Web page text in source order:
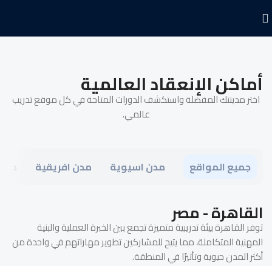
أماكن الإنعقاد العالمية
اختر مدينتك المفضلة واستكشف الدورات المتاحة في كل موقع تدريب
عالمي.
جميع المواقع مدن اسيوية مدن افريقية
القاهرة - مصر
توفر القاهرة بيئة تدريبية متميزة تجمع بين الخبرة العملية والبنية
المهنية المتكاملة، مما يتيح للمشاركين تطوير مهاراتهم في واحدة من
أكثر المدن حيوية وتأثيرًا في المنطقة.